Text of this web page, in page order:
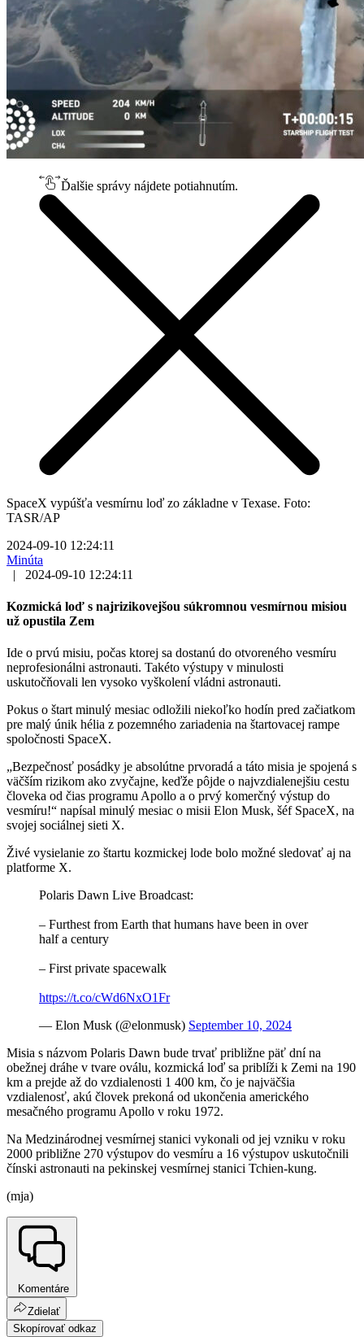
Ďalšie správy nájdete potiahnutím.
SpaceX vypúšťa vesmírnu loď zo základne v Texase. Foto:
TASR/AP
2024-09-10 12:24:11
Minúta
|
2024-09-10 12:24:11
Kozmická loď s najrizikovejšou súkromnou vesmírnou misiou
už opustila Zem
Ide o prvú misiu, počas ktorej sa dostanú do otvoreného vesmíru
neprofesionálni astronauti. Takéto výstupy v minulosti
uskutočňovali len vysoko vyškolení vládni astronauti.
Pokus o štart minulý mesiac odložili niekoľko hodín pred začiatkom
pre malý únik hélia z pozemného zariadenia na štartovacej rampe
spoločnosti SpaceX.
„Bezpečnosť posádky je absolútne prvoradá a táto misia je spojená s
väčším rizikom ako zvyčajne, keďže pôjde o najvzdialenejšiu cestu
človeka od čias programu Apollo a o prvý komerčný výstup do
vesmíru!“ napísal minulý mesiac o misii Elon Musk, šéf SpaceX, na
svojej sociálnej sieti X.
Živé vysielanie zo štartu kozmickej lode bolo možné sledovať aj na
platforme X.
Polaris Dawn Live Broadcast:
– Furthest from Earth that humans have been in over
half a century
– First private spacewalk
https://t.co/cWd6NxO1Fr
— Elon Musk (@elonmusk) September 10, 2024
Misia s názvom Polaris Dawn bude trvať približne päť dní na
obežnej dráhe v tvare oválu, kozmická loď sa priblíži k Zemi na 190
km a prejde až do vzdialenosti 1 400 km, čo je najväčšia
vzdialenosť, akú človek prekoná od ukončenia amerického
mesačného programu Apollo v roku 1972.
Na Medzinárodnej vesmírnej stanici vykonali od jej vzniku v roku
2000 približne 270 výstupov do vesmíru a 16 výstupov uskutočnili
čínski astronauti na pekinskej vesmírnej stanici Tchien-kung.
(mja)
Komentáre
Zdielať
Skopírovať odkaz